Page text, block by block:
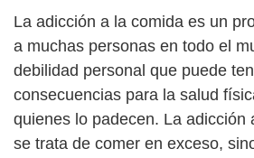
La adicción a la comida es un
a muchas personas en todo el
debilidad personal que puede
consecuencias para la salud
quienes lo padecen. La adicción
se trata de comer en exceso,